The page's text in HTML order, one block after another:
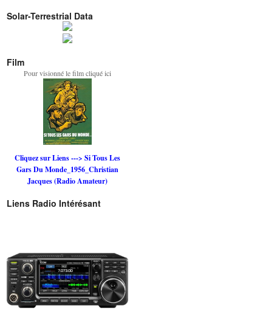
Solar-Terrestrial Data
Film
Pour visionné le film cliqué ici
Cliquez sur Liens ---> Si Tous Les
Gars Du Monde_1956_Christian
Jacques (Radio Amateur)
Liens Radio Intérésant